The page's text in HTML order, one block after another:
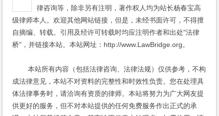
律咨询等，除非另有注明，著作权人均为站长杨春宝高
级律师本人。欢迎其他网站链接，但是，未经书面许可，不得擅
自摘编、转载。引用及经许可转载时均应注明作者和出处"法律
桥"，并链接本站。本站网址：http://www.LawBridge.org。
本站所有内容（包括法律咨询、法律法规）仅供参考，不构
成法律意见，本站不对资料的完整性和时效性负责。您在处理具
体法律事务时，请洽询有资质的律师。本站将努力为广大网友提
供更好的服务，但不对本站提供的任何免费服务作出正式的承